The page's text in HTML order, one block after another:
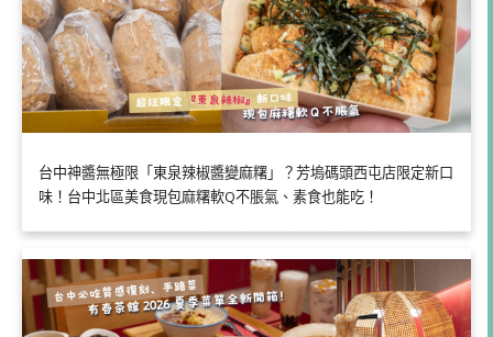
台中神醬無極限「東泉辣椒醬變麻糬」？芳塢碼頭西屯店限定新口
味！台中北區美食現包麻糬軟Q不脹氣、素食也能吃！